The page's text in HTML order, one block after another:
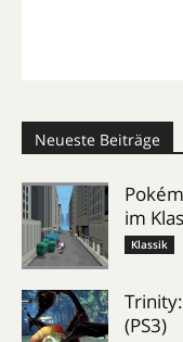
Neueste Beiträge
im
Klassik
(PS3)